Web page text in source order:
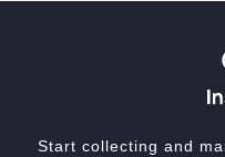
Start collecting and